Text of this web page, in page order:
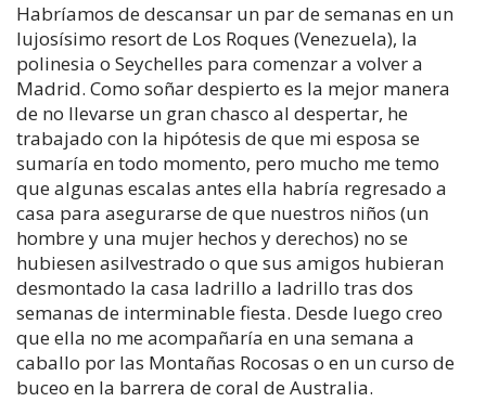
Habríamos de descansar un par de semanas en un
lujosísimo resort de Los Roques (Venezuela), la
polinesia o Seychelles para comenzar a volver a
Madrid. Como soñar despierto es la mejor manera
de no llevarse un gran chasco al despertar, he
trabajado con la hipótesis de que mi esposa se
sumaría en todo momento, pero mucho me temo
que algunas escalas antes ella habría regresado a
casa para asegurarse de que nuestros niños (un
hombre y una mujer hechos y derechos) no se
hubiesen asilvestrado o que sus amigos hubieran
desmontado la casa ladrillo a ladrillo tras dos
semanas de interminable fiesta. Desde luego creo
que ella no me acompañaría en una semana a
caballo por las Montañas Rocosas o en un curso de
buceo en la barrera de coral de Australia.